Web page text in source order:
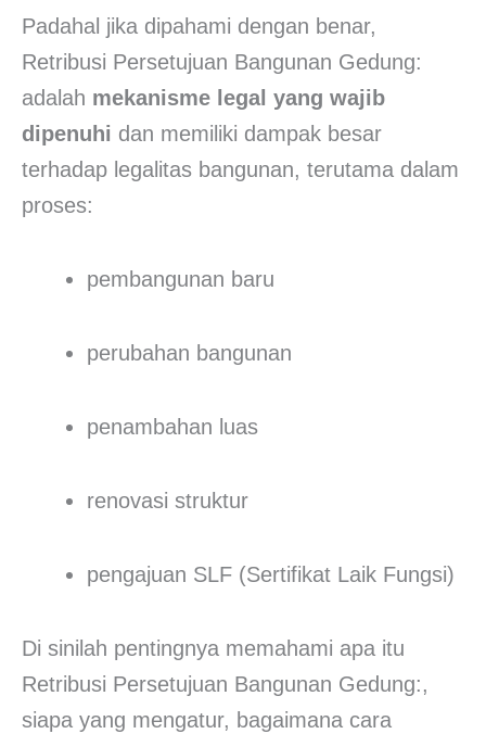
Padahal jika dipahami dengan benar,
Retribusi Persetujuan Bangunan Gedung:
adalah mekanisme legal yang wajib
dipenuhi dan memiliki dampak besar
terhadap legalitas bangunan, terutama dalam
proses:
pembangunan baru
perubahan bangunan
penambahan luas
renovasi struktur
pengajuan SLF (Sertifikat Laik Fungsi)
Di sinilah pentingnya memahami apa itu
Retribusi Persetujuan Bangunan Gedung:,
siapa yang mengatur, bagaimana cara